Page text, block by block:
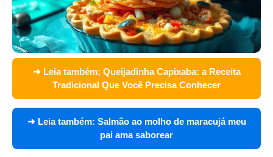
➜ Leia também: Queijadinha Capixaba: a Receita
Tradicional Que Você Precisa Conhecer
➜ Leia também: Salmão ao molho de maracujá meu
pai ama saborear